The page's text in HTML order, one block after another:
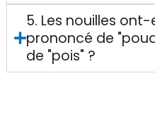
5. Les nouilles
prononcé de
de "pois" ?